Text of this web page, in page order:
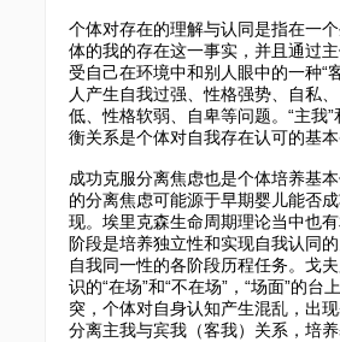
个体对存在的理解与认同是指在一
体的我的存在这一事实，并且通过
受自己在环境中和别人眼中的一种“
人产生自我过强、性格强势、自私
低、性格软弱、自卑等问题。“主我
衡关系是个体对自我存在认可的基
成功克服分离焦虑也是个体培养基
的分离焦虑可能源于早期婴儿能否
现。埃里克森生命周期理论当中也
阶段是培养独立性和实现自我认同
自我同一性的各阶段历程任务。戈
识的“在场”和“不在场”，“场面”的
突，个体对自身认知产生混乱，出
分离主我与宾我（客我）关系，培